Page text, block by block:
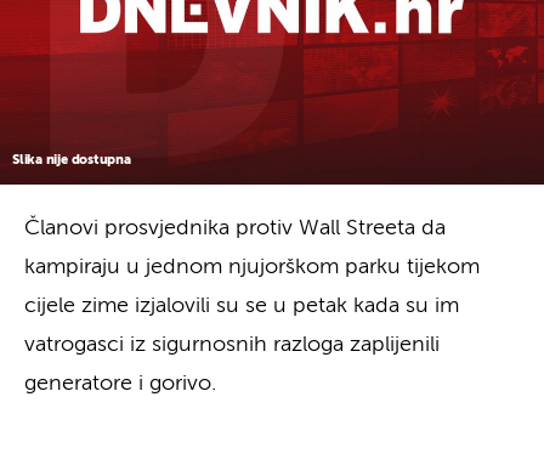
Slika nije dostupna
Članovi prosvjednika protiv Wall Streeta da
kampiraju u jednom njujorškom parku tijekom
cijele zime izjalovili su se u petak kada su im
vatrogasci iz sigurnosnih razloga zaplijenili
generatore i gorivo.